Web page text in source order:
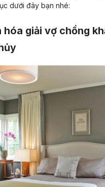
dưới đây bạn nhé:
hóa giải vợ chồng